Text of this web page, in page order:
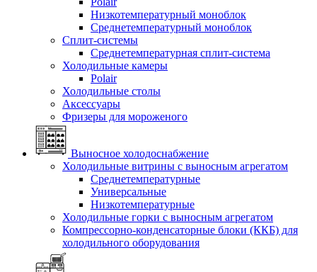
Низкотемпературный моноблок
Среднетемпературный моноблок
Сплит-системы
Среднетемпературная сплит-система
Холодильные камеры
Polair
Холодильные столы
Аксессуары
Фризеры для мороженого
Выносное холодоснабжение
Холодильные витрины с выносным агрегатом
Среднетемпературные
Универсальные
Низкотемпературные
Холодильные горки с выносным агрегатом
Компрессорно-конденсаторные блоки (ККБ) для
холодильного оборудования